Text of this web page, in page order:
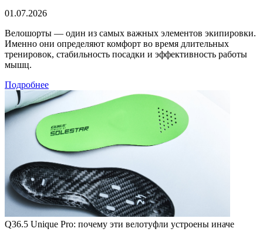
01.07.2026
Велошорты — один из самых важных элементов экипировки.
Именно они определяют комфорт во время длительных
тренировок, стабильность посадки и эффективность работы
мышц.
Подробнее
Q36.5 Unique Pro: почему эти велотуфли устроены иначе